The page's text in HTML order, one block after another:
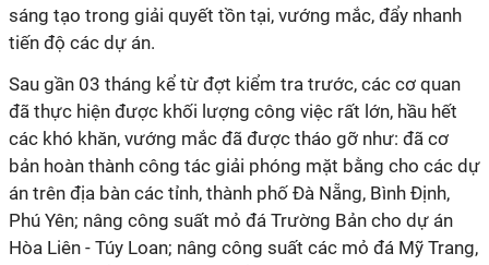
sáng tạo trong giải quyết tồn tại, vướng mắc, đẩy nhanh
tiến độ các dự án.
Sau gần 03 tháng kể từ đợt kiểm tra trước, các cơ quan
đã thực hiện được khối lượng công việc rất lớn, hầu hết
các khó khăn, vướng mắc đã được tháo gỡ như: đã cơ
bản hoàn thành công tác giải phóng mặt bằng cho các dự
án trên địa bàn các tỉnh, thành phố Đà Nẵng, Bình Định,
Phú Yên; nâng công suất mỏ đá Trường Bản cho dự án
Hòa Liên - Túy Loan; nâng công suất các mỏ đá Mỹ Trang,